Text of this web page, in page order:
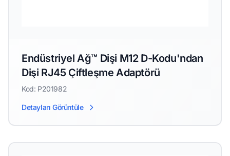
Endüstriyel Ağ™ Dişi M12 D-Kodu'ndan
Dişi RJ45 Çiftleşme Adaptörü
Kod: P201982
Detayları Görüntüle